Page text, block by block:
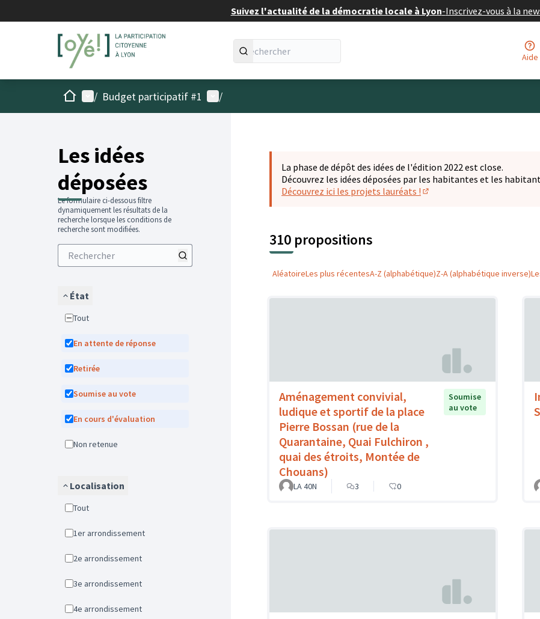
Suivez l'actualité de la démocratie locale à Lyon-Inscrivez-vous à la
Aide
AccueilMenu principal
/ Budget participatif #1 Menu utilisateur
/
Les idées
déposées
Le formulaire ci-dessous filtre
dynamiquement les résultats de la
recherche lorsque les conditions de
recherche sont modifiées.
État
Tout
En attente de réponse
Retirée
Soumise au vote
En cours d'évaluation
Non retenue
Localisation
Tout
1er arrondissement
2e arrondissement
3e arrondissement
4e arrondissement
La phase de dépôt des idées de l'édition 2022 est close.
Découvrez les idées déposées par les habitantes et les
Découvrez ici les projets lauréats !
310 propositions
AléatoireLes plus récentesA-Z (alphabétique)Z-A (alphabétique inverse)
Aménagement convivial,
ludique et sportif de la place
Pierre Bossan (rue de la
Quarantaine, Quai Fulchiron ,
quai des étroits, Montée de
Chouans)
Soumise
au vote
LA 40N 3 0